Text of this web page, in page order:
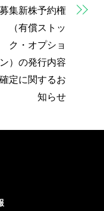
募集新株予約権
（有償ストッ
ク・オプショ
ン）の発行内容
確定に関するお
知らせ